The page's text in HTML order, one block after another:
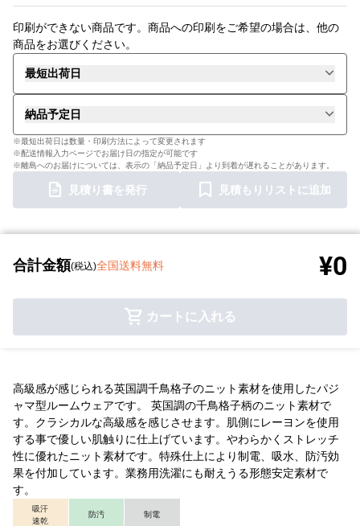
印刷ができない商品です。商品への印刷をご希望の場合は、他の
商品をお選びください。
最短出荷日
納品予定日
※最短出荷日は数量・印刷方法によって変更されます
※配送情報入力ページでお届け日の指定が可能です
※離島へのお届けについては、表示の「納品予定日」より到着が遅れることがあります。
見積り書を発行 見積もりリストに追加
合計金額(税込)全国送料無料 ¥0
カートに入れる
高級感が感じられる英国調千鳥格子のニット素材を使用したパジ
ャマ型ルームウェアです。 英国調の千鳥格子柄のニット素材で
す。クラシカルな高級感を感じさせます。肌側にレーヨンを使用
する事で優しい肌触りに仕上げています。やわらかくストレッチ
性に優れたニット素材です。特殊仕上により制電、吸水、防汚効
果を付加しています。業務用洗濯にも耐えうる形態安定素材で
す。
吸汗
速乾
防汚 制電